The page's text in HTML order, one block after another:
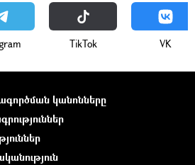
ТikТоk VK
կանոնները